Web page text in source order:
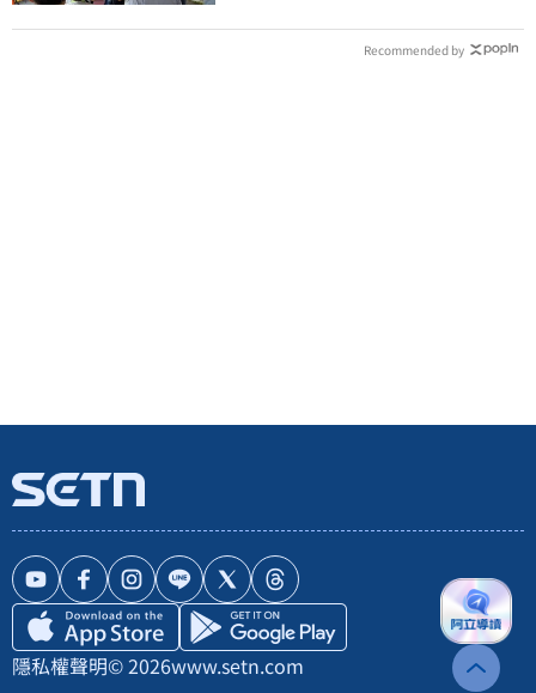
Recommended by
隱私權聲明© 2026www.setn.com